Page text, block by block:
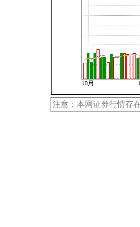
注意：本网证券行情存